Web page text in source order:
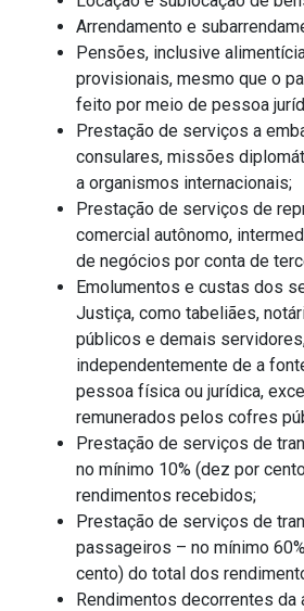
Arrendamento e
Pensões, inclusive
provisionais, mesmo que o
feito por meio de pessoa
Prestação de serviços a
consulares, missões
a organismos internacionais;
Prestação de serviços de
comercial autônomo,
de negócios por conta de
Emolumentos e custas dos
Justiça, como tabeliães,
públicos e demais
independentemente de a
pessoa física ou jurídica,
remunerados pelos cofres
Prestação de serviços de
no mínimo 10% (dez por
rendimentos recebidos;
Prestação de serviços de
passageiros – no mínimo
cento) do total dos
Rendimentos decorrentes da